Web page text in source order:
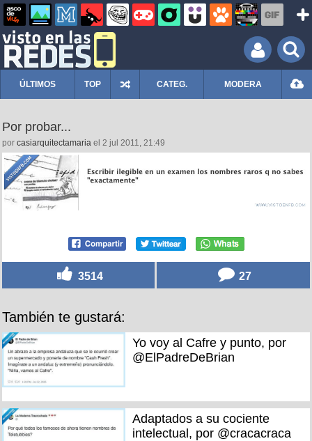
ÚLTIMOS TOP CATEG. MODERA
Por probar...
por casiarquitectamaria el 2 jul 2011, 21:49
3514 27
También te gustará:
Yo voy al Cafre y punto, por
@ElPadreDeBrian
Adaptados a su cociente
intelectual, por @cracacraca